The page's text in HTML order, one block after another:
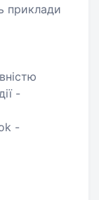
приклади
-
-